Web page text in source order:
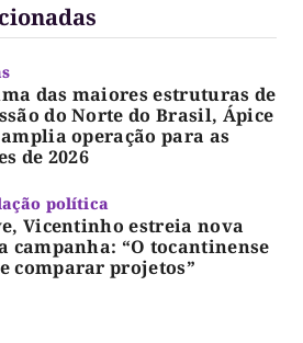
das maiores estruturas de
do Norte do Brasil, Ápice
operação para as
de 2026
política
Vicentinho estreia nova
campanha: “O tocantinense
comparar projetos”